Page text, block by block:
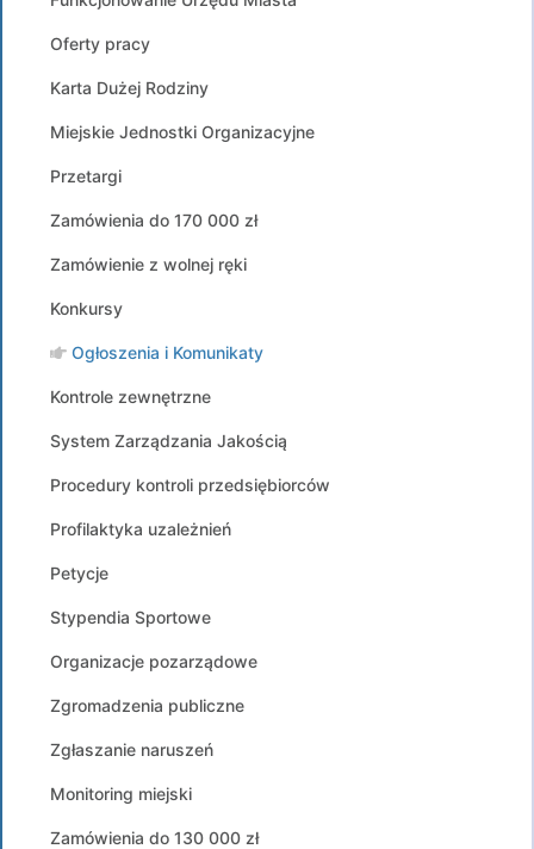
Oferty pracy
Karta Dużej Rodziny
Miejskie Jednostki Organizacyjne
Przetargi
Zamówienia do 170 000 zł
Zamówienie z wolnej ręki
Konkursy
Ogłoszenia i Komunikaty
Kontrole zewnętrzne
System Zarządzania Jakością
Procedury kontroli przedsiębiorców
Profilaktyka uzależnień
Petycje
Stypendia Sportowe
Organizacje pozarządowe
Zgromadzenia publiczne
Zgłaszanie naruszeń
Monitoring miejski
Zamówienia do 130 000 zł